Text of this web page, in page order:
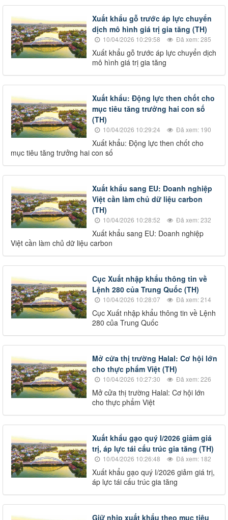
Xuất khẩu gỗ trước áp lực chuyển
dịch mô hình giá trị gia tăng (TH)
10/04/2026 10:29:58 Đã xem: 285
Xuất khẩu gỗ trước áp lực chuyển dịch
mô hình giá trị gia tăng
Xuất khẩu: Động lực then chốt cho
mục tiêu tăng trưởng hai con số
(TH)
10/04/2026 10:29:24 Đã xem: 190
Xuất khẩu: Động lực then chốt cho
mục tiêu tăng trưởng hai con số
Xuất khẩu sang EU: Doanh nghiệp
Việt cần làm chủ dữ liệu carbon
(TH)
10/04/2026 10:28:52 Đã xem: 232
Xuất khẩu sang EU: Doanh nghiệp
Việt cần làm chủ dữ liệu carbon
Cục Xuất nhập khẩu thông tin về
Lệnh 280 của Trung Quốc (TH)
10/04/2026 10:28:07 Đã xem: 214
Cục Xuất nhập khẩu thông tin về Lệnh
280 của Trung Quốc
Mở cửa thị trường Halal: Cơ hội lớn
cho thực phẩm Việt (TH)
10/04/2026 10:27:30 Đã xem: 226
Mở cửa thị trường Halal: Cơ hội lớn
cho thực phẩm Việt
Xuất khẩu gạo quý I/2026 giảm giá
trị, áp lực tái cấu trúc gia tăng (TH)
10/04/2026 10:26:48 Đã xem: 182
Xuất khẩu gạo quý I/2026 giảm giá trị,
áp lực tái cấu trúc gia tăng
Giữ nhịp xuất khẩu theo mục tiêu